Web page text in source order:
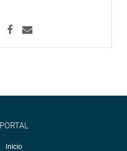
congresoperu
PORTAL
Inicio